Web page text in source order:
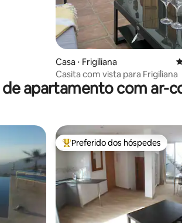
Casa ⋅ Frigiliana
Casita com vista para Frigiliana
apartamento com ar-
hóspedes Entre os melhores preferidos
Preferido dos hóspedes